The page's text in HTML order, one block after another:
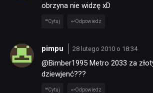
obrzyna nie widzę xD
Cytuj Odpowiedz
pimpu 28 lutego 2010 o 18:34
@Bimber1995 Metro 2033 za
dziewjenć???
Cytuj Odpowiedz